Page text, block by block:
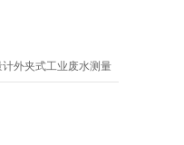
外夹式工业废水测量